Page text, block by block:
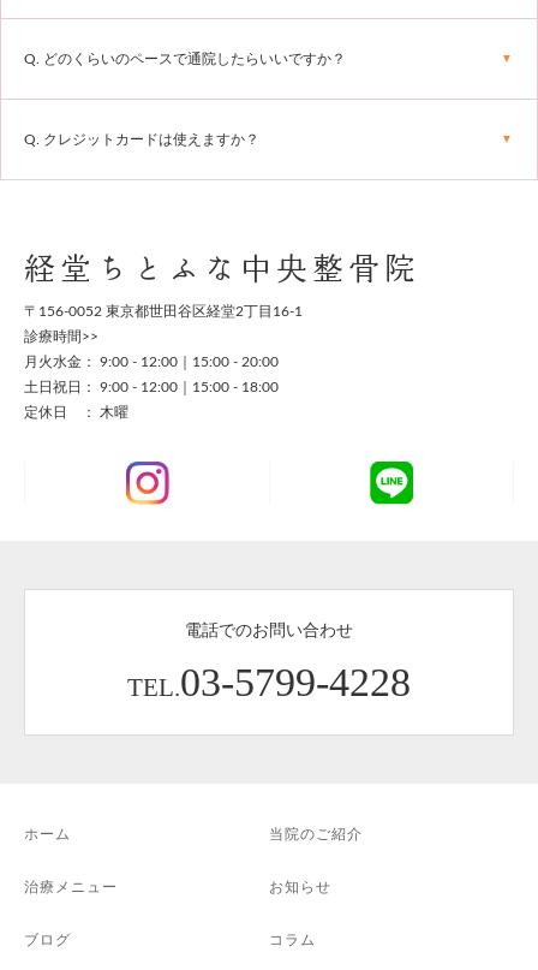
Q. どのくらいのペースで通院したらいいですか？
Q. クレジットカードは使えますか？
経堂ちとふな中央整骨院
〒156-0052 東京都世田谷区経堂2丁目16-1
診療時間>>
月火水金： 9:00 - 12:00｜15:00 - 20:00
土日祝日： 9:00 - 12:00｜15:00 - 18:00
定休日 ： 木曜
電話でのお問い合わせ
TEL.03-5799-4228
ホーム 当院のご紹介
治療メニュー お知らせ
ブログ コラム